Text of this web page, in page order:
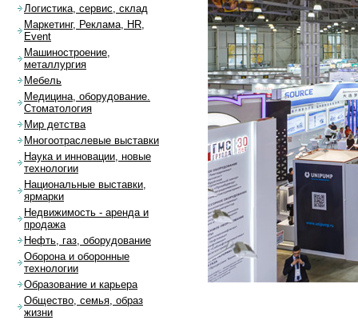
Логистика, сервис, склад
Маркетинг, Реклама, HR,
Event
Машиностроение,
металлургия
Мебель
Медицина, оборудование.
Стоматология
Мир детства
Многоотраслевые выставки
Наука и инновации, новые
технологии
Национальные выставки,
ярмарки
Недвижимость - аренда и
продажа
Нефть, газ, оборудование
Оборона и оборонные
технологии
Образование и карьера
Общество, семья, образ
жизни